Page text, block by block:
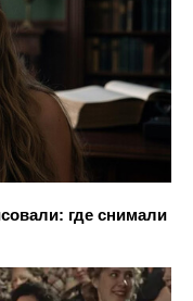
где снимали